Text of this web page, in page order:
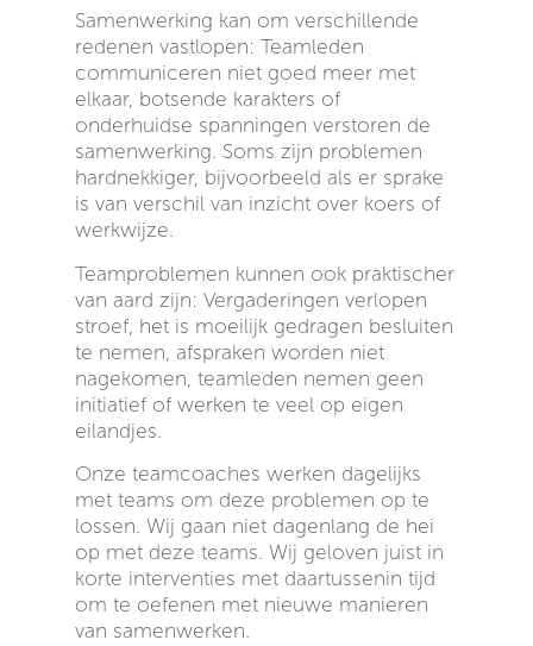
Samenwerking kan om verschillende
redenen vastlopen: Teamleden
communiceren niet goed meer met
elkaar, botsende karakters of
onderhuidse spanningen verstoren de
samenwerking. Soms zijn problemen
hardnekkiger, bijvoorbeeld als er sprake
is van verschil van inzicht over koers of
werkwijze.
Teamproblemen kunnen ook praktischer
van aard zijn: Vergaderingen verlopen
stroef, het is moeilijk gedragen besluiten
te nemen, afspraken worden niet
nagekomen, teamleden nemen geen
initiatief of werken te veel op eigen
eilandjes.
Onze teamcoaches werken dagelijks
met teams om deze problemen op te
lossen. Wij gaan niet dagenlang de hei
op met deze teams. Wij geloven juist in
korte interventies met daartussenin tijd
om te oefenen met nieuwe manieren
van samenwerken.